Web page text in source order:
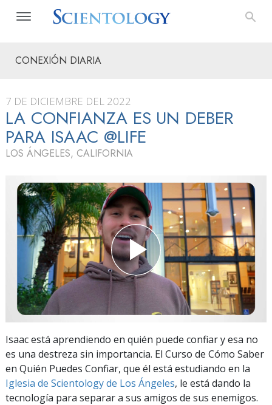
CONEXIÓN DIARIA
7 DE DICIEMBRE DEL 2022
LA CONFIANZA ES UN DEBER
PARA ISAAC @LIFE
LOS ÁNGELES, CALIFORNIA
Isaac está aprendiendo en quién puede confiar y esa no
es una destreza sin importancia. El Curso de Cómo Saber
en Quién Puedes Confiar, que él está estudiando en la
Iglesia de Scientology de Los Ángeles, le está dando la
tecnología para separar a sus amigos de sus enemigos.